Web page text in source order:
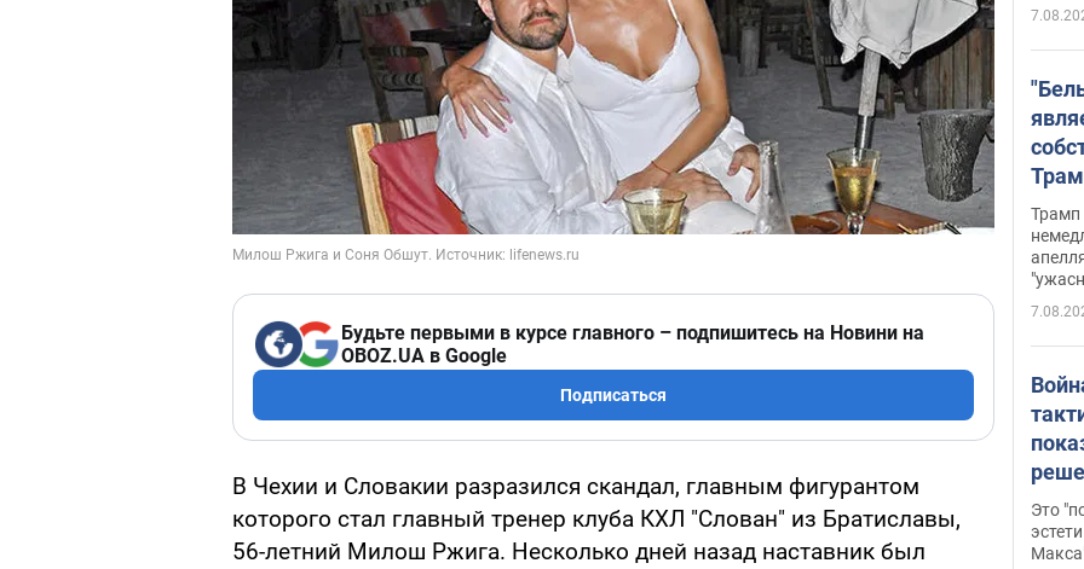
Будьте первыми в курсе главного – подпишитесь на Новини на
OBOZ.UA в Google
Подписаться
В Чехии и Словакии разразился скандал, главным фигурантом
которого стал главный тренер клуба КХЛ "Слован" из Братиславы,
56-летний Милош Ржига. Несколько дней назад наставник был
Трамп
Это